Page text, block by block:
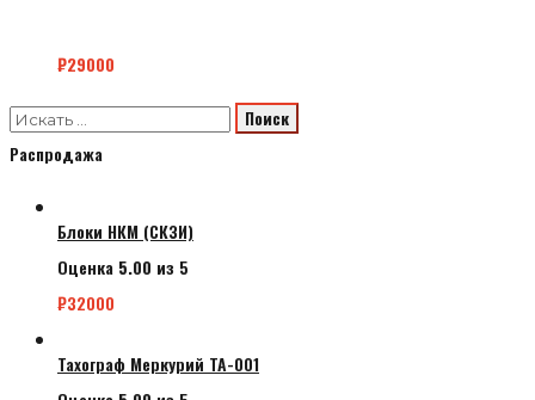
₽29000
Распродажа
Блоки НКМ (СКЗИ)
Оценка 5.00 из 5
₽32000
Тахограф Меркурий ТА-001